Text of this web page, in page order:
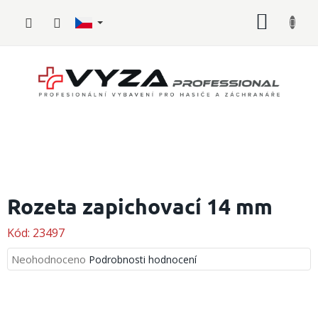
Požární
sport
Zdravotnické
Rozeta zapichovací 14 mm
Kód: 23497
Průměrné
hodnocení
Neohodnoceno Podrobnosti hodnocení